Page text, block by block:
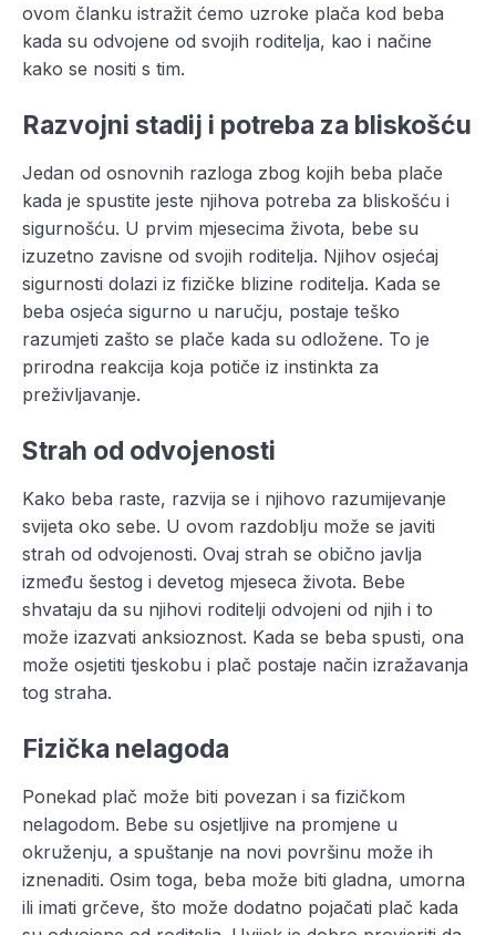
ovom članku istražit ćemo uzroke plača kod beba
kada su odvojene od svojih roditelja, kao i načine
kako se nositi s tim.
Razvojni stadij i potreba za bliskošću
Jedan od osnovnih razloga zbog kojih beba plače
kada je spustite jeste njihova potreba za bliskošću i
sigurnošću. U prvim mjesecima života, bebe su
izuzetno zavisne od svojih roditelja. Njihov osjećaj
sigurnosti dolazi iz fizičke blizine roditelja. Kada se
beba osjeća sigurno u naručju, postaje teško
razumjeti zašto se plače kada su odložene. To je
prirodna reakcija koja potiče iz instinkta za
preživljavanje.
Strah od odvojenosti
Kako beba raste, razvija se i njihovo razumijevanje
svijeta oko sebe. U ovom razdoblju može se javiti
strah od odvojenosti. Ovaj strah se obično javlja
između šestog i devetog mjeseca života. Bebe
shvataju da su njihovi roditelji odvojeni od njih i to
može izazvati anksioznost. Kada se beba spusti, ona
može osjetiti tjeskobu i plač postaje način izražavanja
tog straha.
Fizička nelagoda
Ponekad plač može biti povezan i sa fizičkom
nelagodom. Bebe su osjetljive na promjene u
okruženju, a spuštanje na novi površinu može ih
iznenaditi. Osim toga, beba može biti gladna, umorna
ili imati grčeve, što može dodatno pojačati plač kada